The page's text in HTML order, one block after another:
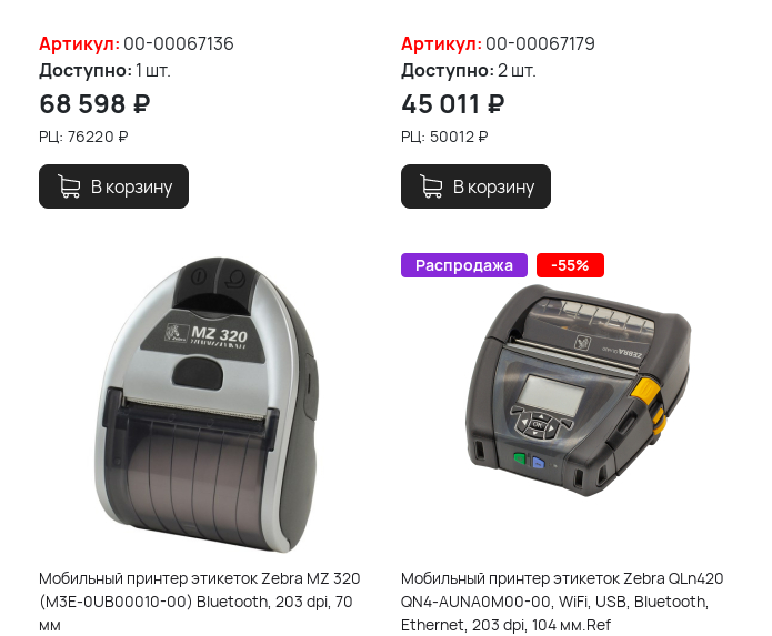
Артикул: 00-00067136
Доступно: 1 шт.
68 598 ₽
РЦ: 76220 ₽
В корзину
Артикул: 00-00067179
Доступно:2 шт.
45 011 ₽
РЦ: 50012₽
В корзину
Мобильный принтер этикеток Zebra MZ 320
(M3E-0UB00010-00) Bluetooth, 203 dpi, 70
мм
Распродажа -55%
Мобильный принтер этикеток Zebra QLn420
QN4-AUNA0M00-00, WiFi, USB, Bluetooth,
Ethernet, 203 dpi, 104 мм.Ref